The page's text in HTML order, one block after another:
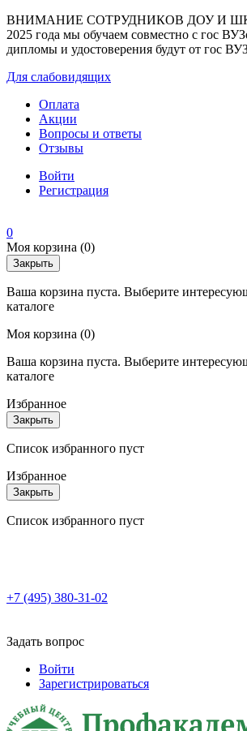
ВНИМАНИЕ СОТРУДНИКОВ ДОУ И
2025 года мы обучаем совместно с гос
дипломы и удостоверения будут от гос
Для слабовидящих
Оплата
Акции
Вопросы и ответы
Отзывы
Войти
Регистрация
0
Моя корзина (0)
Закрыть
Ваша корзина пуста. Выберите
каталоге
Моя корзина (0)
Ваша корзина пуста. Выберите
каталоге
Избранное
Закрыть
Список избранного пуст
Избранное
Закрыть
Список избранного пуст
+7 (495) 380-31-02
Задать вопрос
Войти
Зарегистрироваться